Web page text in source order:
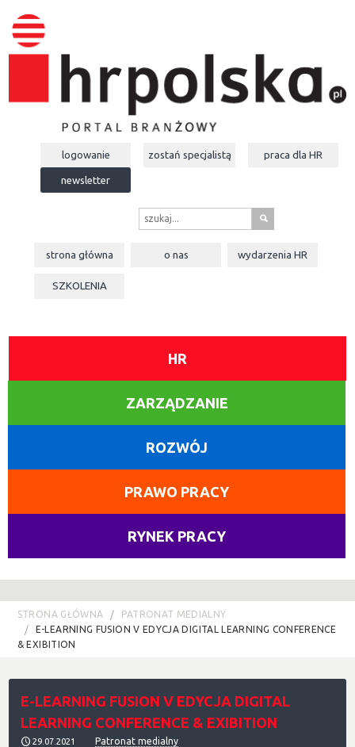
logowanie zostań specjalistą praca dla HR
newsletter
s
strona główna o nas wydarzeniaHR
SZKOLENIA
HR
ZARZĄDZANIE
ROZWÓJ
PRAWO PRACY
RYNEK PRACY
STRONA GŁÓWNA
PATRONAT MEDIALNY
E-LEARNING FUSION V EDYCJA DIGITAL LEARNING CONFERENCE
& EXIBITION
E-LEARNING FUSION V EDYCJA DIGITAL
LEARNING CONFERENCE & EXIBITION
29.07.2021 Patronat medialny